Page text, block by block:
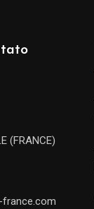
(FRANCE)